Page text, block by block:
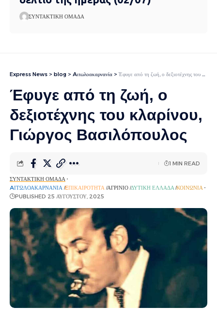
ΣΥΝΤΑΚΤΙΚΉ ΟΜΆΔΑ
Express News > blog > Aιτωλοακαρνανία >Έφυγε από τη ζωή, ο δεξιοτέχνης του κλαρίνου, Γιώργος Βασιλόπουλος
Έφυγε από τη ζωή, ο
δεξιοτέχνης του κλαρίνου,
Γιώργος Βασιλόπουλος
ΣΥΝΤΑΚΤΙΚΉ ΟΜΆΔΑ
AΙΤΩΛΟΑΚΑΡΝΑΝΊΑ EΠΙΚΑΙΡΌΤΗΤΑ ΑΓΡΊΝΙΟ ΔΥΤΙΚΉ ΕΛΛΆΔΑ ΚΟΙΝΩΝΊΑ
PUBLISHED 25 ΑΥΓΟΎΣΤΟΥ, 2025
1 MIN READ